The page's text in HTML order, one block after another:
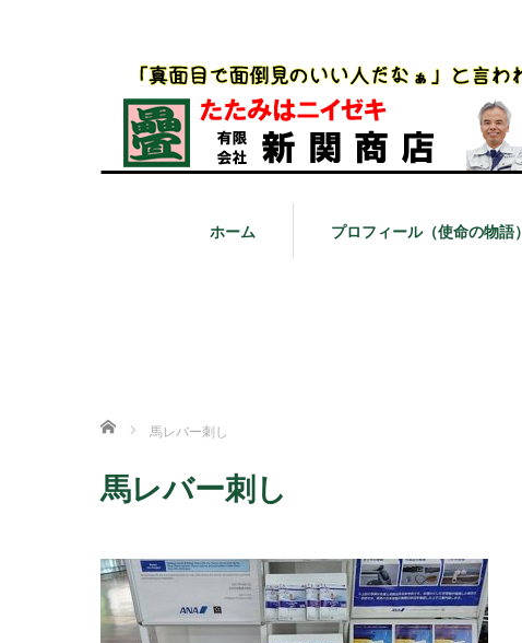
ホーム プロフィール（使命の物語）
ホーム 馬レバー刺し
馬レバー刺し